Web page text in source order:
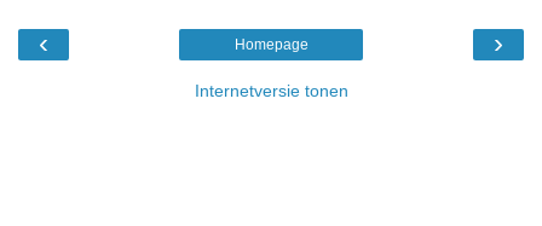
‹ ›
Homepage
Internetversie tonen